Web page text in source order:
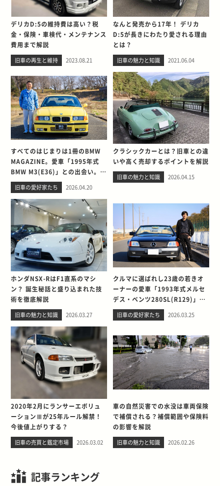
デリカD:5の維持費は高い？税
金・保険・車検代・メンテナンス
費用まで解説
旧車の再生と維持 2023.08.21
なんと発売から17年！ デリカ
D:5が長きにわたり愛される理由
とは？
旧車の魅力と知識 2021.06.04
すべてのはじまりは1冊のBMW
MAGAZINE。愛車「1995年式
BMW M3(E36)」との出会い。そ
して別れを考える
旧車の愛好家たち 2026.04.20
クラシックカーとは？旧車との違
いや高く売却するポイントを解説
旧車の魅力と知識 2026.04.15
ホンダNSX-RはF1直系のマシ
ン？ 誕生秘話と盛り込まれた技
術を徹底解説
旧車の魅力と知識 2026.03.27
クルマに選ばれし23歳の若きオ
ーナーの愛車「1993年式メルセ
デス・ベンツ280SL(R129)」と
の出会い。そして別れを考える
旧車の愛好家たち 2026.03.25
2020年2月にランサーエボリュ
ーションⅢが25年ルール解禁！
今後値上がりする？
旧車の売買と鑑定市場 2026.03.02
車の自然災害での水没は車両保険
で補償される？補償範囲や保険料
の影響を解説
旧車の魅力と知識 2026.02.26
記事ランキング